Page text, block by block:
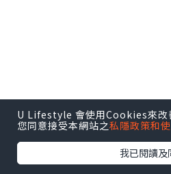
http://
U Lifestyle 會使用Cookies來改
您同意接受本網站之私隱政策和
我已閱讀及